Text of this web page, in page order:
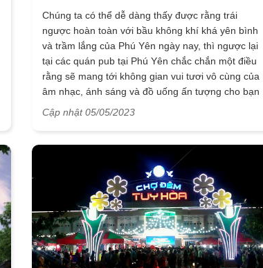
Chúng ta có thể dễ dàng thấy được rằng trái
ngược hoàn toàn với bầu không khí khá yên bình
và trầm lắng của Phú Yên ngày nay, thì ngược lại
tại các quán pub tại Phú Yên chắc chắn một điều
rằng sẽ mang tới không gian vui tươi vô cùng của
âm nhạc, ánh sáng và đồ uống ấn tượng cho bạn
những trải nghiệm tuyệt vời khi có cơ hội được đặt
Bar, Pub và Beach Club ở Phú Yên ngày nay đang
có phong cách âm nhạc nhẹ nhàng, chúng ta đến
nơi đây để được tự mình nhâm nhi những ly
cocktail và tận hưởng không khí yên bình đầm ấm
thì còn gì bằng nữa đúng không nào?
Cập nhật 05/05/2023